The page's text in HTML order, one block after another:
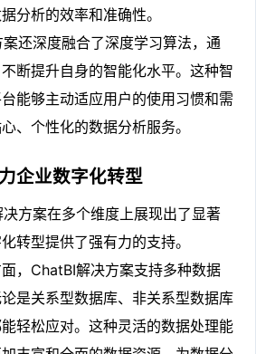
分析的效率和准确性。
还深度融合了深度学习算法，通
断提升自身的智能化水平。这种智
能够主动适应用户的使用习惯和需
、个性化的数据分析服务。
企业数字化转型
方案在多个维度上展现出了显著
转型提供了强有力的支持。
，ChatBI解决方案支持多种数据
是关系型数据库、非关系型数据库
轻松应对。这种灵活的数据处理能